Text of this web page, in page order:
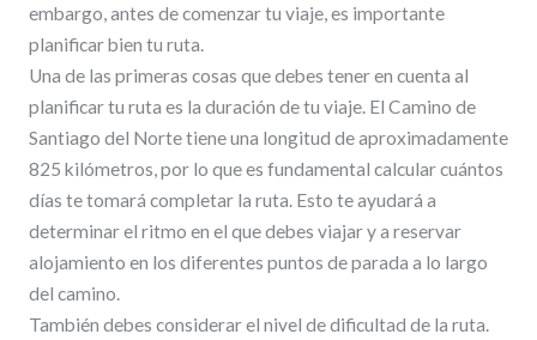
embargo, antes de comenzar tu viaje, es importante
planificar bien tu ruta.
Una de las primeras cosas que debes tener en cuenta al
planificar tu ruta es la duración de tu viaje. El Camino de
Santiago del Norte tiene una longitud de aproximadamente
825 kilómetros, por lo que es fundamental calcular cuántos
días te tomará completar la ruta. Esto te ayudará a
determinar el ritmo en el que debes viajar y a reservar
alojamiento en los diferentes puntos de parada a lo largo
del camino.
También debes considerar el nivel de dificultad de la ruta.